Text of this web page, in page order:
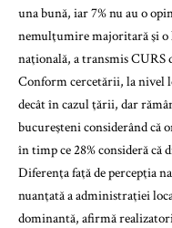
una bună, iar 7% nu au o
nemulţumire majoritară şi o
naţională, a transmis CURS
Conform cercetării, la nivel
decât în cazul ţării, dar
bucureşteni considerând că
în timp ce 28% consideră că
Diferenţa faţă de percepţia
nuanţată a administraţiei
dominantă, afirmă